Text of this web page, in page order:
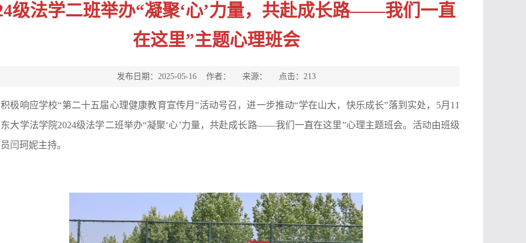
级法学二班举办“凝聚‘心’力量，共赴成长路——我们一直
在这里”主题心理班会
发布日期：2025-05-16 作者： 来源： 点击： 213
极响应学校“第二十五届心理健康教育宣传月”活动号召，进一步推动“学在山大，快乐成长”落到实处，5月11
大学法学院2024级法学二班举办“凝聚‘心’力量，共赴成长路——我们一直在这里”心理主题班会。活动由班级
闫珂妮主持。